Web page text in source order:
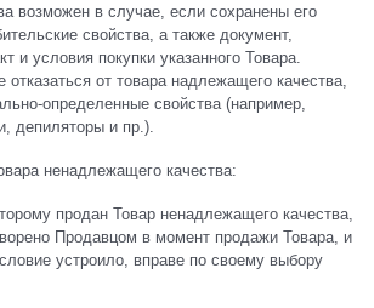
возможен в случае, если сохранены его
свойства, а также документ,
и условия покупки указанного Товара.
отказаться от товара надлежащего качества,
определенные свойства (например,
депиляторы и пр.).
ненадлежащего качества:
продан Товар ненадлежащего качества,
Продавцом в момент продажи Товара, и
устроило, вправе по своему выбору